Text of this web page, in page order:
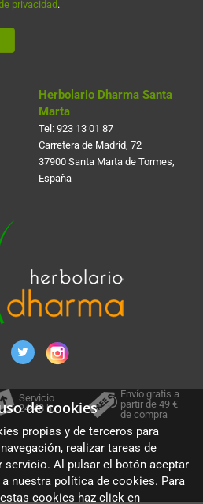
privacidad.
Herbolario Dharma Santa
Marta
Tel: 923 13 01 87
Carretera de Madrid, 72
37900 Santa Marta de Tormes,
España
Servicio
24-48 h.
Envío gratis a
partir de 49 €
de compra
de cookies
propias y de terceros para
realizar tareas de
Al pulsar el botón aceptar
nuestra política de cookies. Para
cookies haz click en